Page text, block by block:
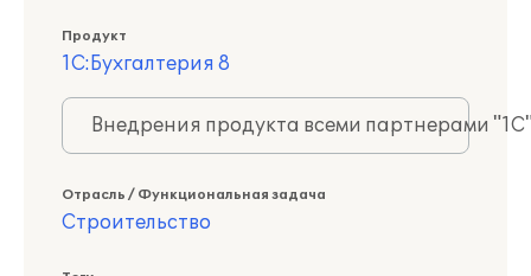
Продукт
1С:Бухгалтерия 8
Внедрения продукта всеми партнерами
Отрасль / Функциональная задача
Строительство